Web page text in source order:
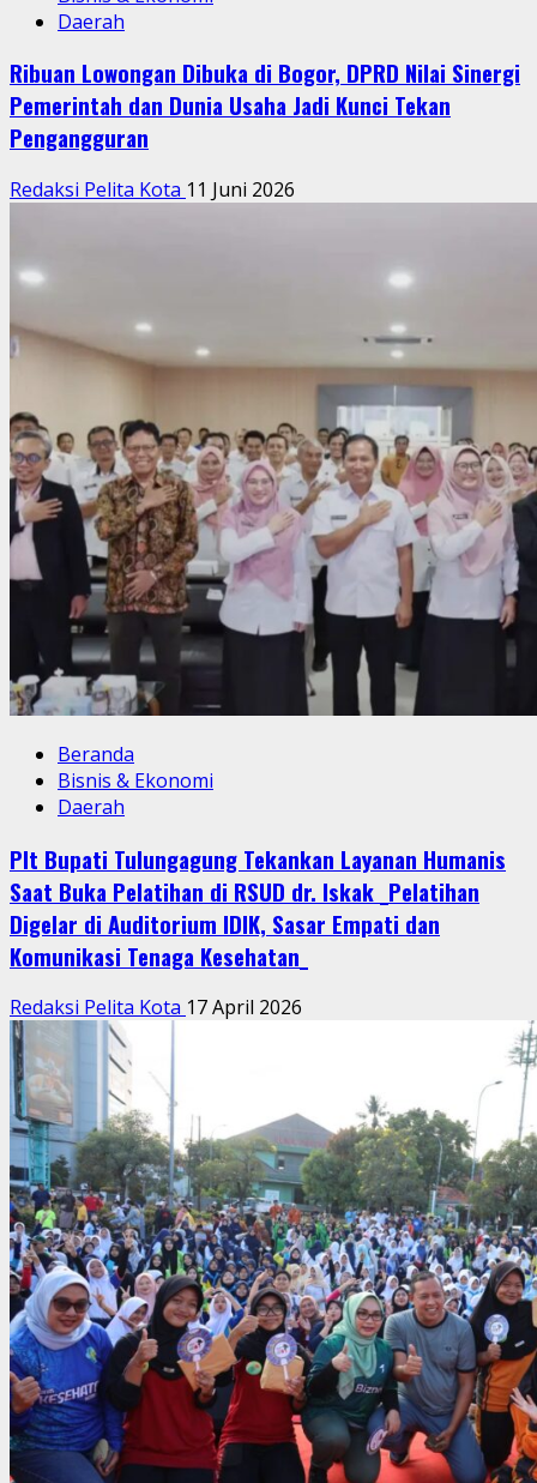
Daerah
Ribuan Lowongan Dibuka di Bogor, DPRD Nilai Sinergi
Pemerintah dan Dunia Usaha Jadi Kunci Tekan
Pengangguran
Redaksi Pelita Kota 11 Juni 2026
Beranda
Bisnis & Ekonomi
Daerah
Plt Bupati Tulungagung Tekankan Layanan Humanis
Saat Buka Pelatihan di RSUD dr. Iskak _Pelatihan
Digelar di Auditorium IDIK, Sasar Empati dan
Komunikasi Tenaga Kesehatan_
Redaksi Pelita Kota 17 April 2026